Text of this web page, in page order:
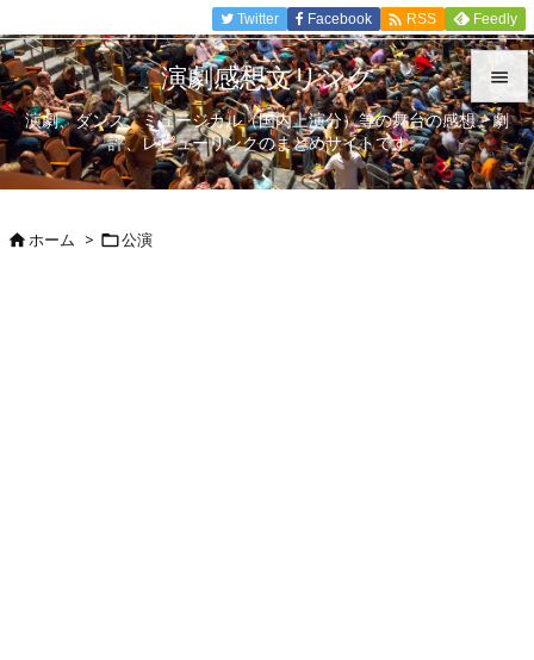


メニュ

Twitter Facebook  RSS Feedly
演劇感想文リンク
演劇、ダンス、ミュージカル（国内上演分）等の舞台の感想、劇
評、レビューリンクのまとめサイトです。
ホーム > 公演